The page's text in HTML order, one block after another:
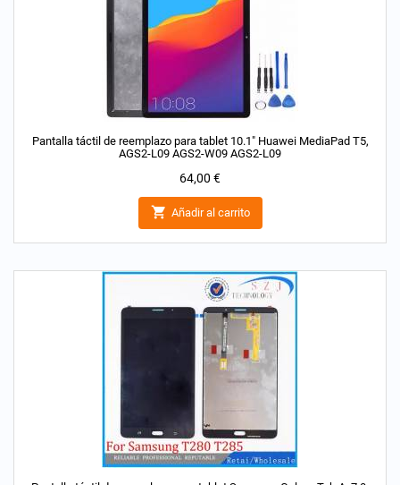
Pantalla táctil de reemplazo para tablet 10.1" Huawei MediaPad T5,
AGS2-L09 AGS2-W09 AGS2-L09
Precio
64,00 €
 Añadir al carrito